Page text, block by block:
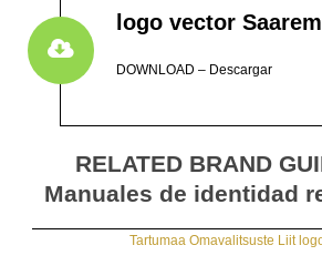
logo vector
DOWNLOAD – Descargar
RELATED BRAND
Manuales de identidad
Tartumaa Omavalitsuste Liit